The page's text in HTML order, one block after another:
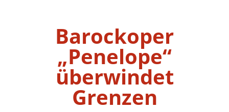
Barockoper
„Penelope“
überwindet
Grenzen